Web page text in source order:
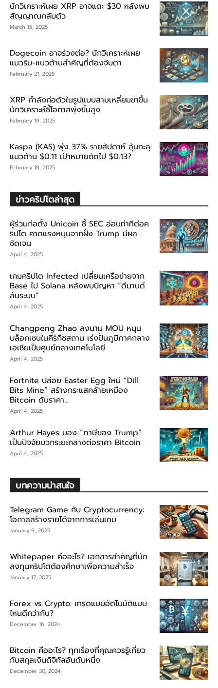
นักวิเคราะห์เผย XRP อาจแตะ $30 หลังพบ
สัญญาณกลับตัว
March 15, 2025
Dogecoin อาจร่วงต่อ? นักวิเคราะห์เผย
แนวรับ-แนวต้านสำคัญที่ต้องจับตา
February 21, 2025
XRP กำลังก่อตัวในรูปแบบสามเหลี่ยมขาขึ้น
นักวิเคราะห์ชี้โอกาสพุ่งขึ้นสูง
February 19, 2025
Kaspa (KAS) พุ่ง 37% รายสัปดาห์ ลุ้นทะลุ
แนวต้าน $0.11 เป้าหมายถัดไป $0.13?
February 18, 2025
ข่าวคริปโตล่าสุด
ผู้ร่วมก่อตั้ง Unicoin ชี้ SEC อ่อนท่าทีต่อค
ริปโต คาดแรงหนุนจากฝั่ง Trump มีผล
ชัดเจน
April 4, 2025
เกมคริปโต Infected เปลี่ยนเครือข่ายจาก
Base ไป Solana หลังพบปัญหา “ดีมานด์
ล้นระบบ”
April 4, 2025
Changpeng Zhao ลงนาม MOU หนุน
บล็อกเชนในคีร์กีซสถาน เร่งปั้นภูมิภาคกลาง
เอเชียเป็นศูนย์กลางเทคโนโลยี
April 4, 2025
Fortnite ปล่อย Easter Egg ใหม่ “Dill
Bits Mine” สร้างกระแสคล้ายเหมือง
Bitcoin ดันราคา...
April 4, 2025
Arthur Hayes มอง “ภาษีของ Trump”
เป็นปัจจัยบวกระยะกลางต่อราคา Bitcoin
April 4, 2025
บทความน่าสนใจ
Telegram Game กับ Cryptocurrency:
โอกาสสร้างรายได้จากการเล่นเกม
January 9, 2025
Whitepaper คืออะไร? เอกสารสำคัญที่นัก
ลงทุนคริปโตต้องศึกษาเพื่อความสำเร็จ
January 17, 2025
Forex vs Crypto: เทรดแบบอัตโนมัติแบบ
ไหนดีกว่ากัน?
December 16, 2024
Bitcoin คืออะไร? ทุกเรื่องที่คุณควรรู้เกี่ยว
กับสกุลเงินดิจิทัลอันดับหนึ่ง
December 30, 2024